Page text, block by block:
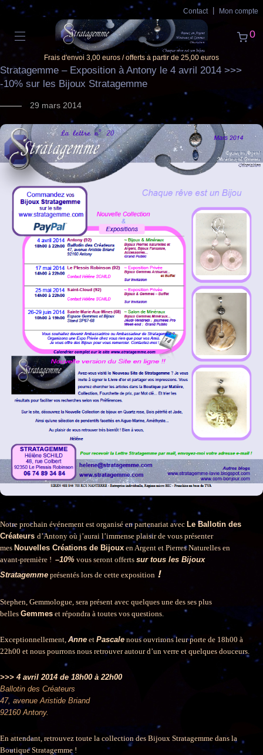
Contact Mon compte
0
Frais d'envoi 3,00 euros / offerts à partir de 25,00 euros
Stratagemme – Exposition à Antony le 4 avril 2014 >>>
-10% sur les Bijoux Stratagemme
29 mars 2014
Notre prochain événement est organisé en partenariat avec Le Ballotin des
Créateurs d’Antony où j’aurai l’immense plaisir de vous présenter
mes Nouvelles Créations de Bijoux en Argent et Pierres Naturelles en
avant-première ! –10% vous seront offerts sur tous les Bijoux
Stratagemme présentés lors de cette exposition !
Stephen, Gemmologue, sera présent avec quelques une des ses plus
belles Gemmes et répondra à toutes vos questions.
Exceptionnellement, Anne et Pascale nous ouvrirons leur porte de 18h00 à
22h00 et nous pourrons nous retrouver autour d’un verre et quelques douceurs.
>>> 4 avril 2014 de 18h00 à 22h00
Ballotin des Créateurs
47, avenue Aristide Briand
92160 Antony.
En attendant, retrouvez toute la collection des Bijoux Stratagemme dans la
Boutique Stratagemme !